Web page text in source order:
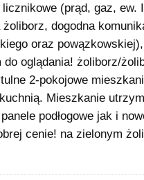
(prąd, gaz, ew.
dogodna
oraz
oglądania! żoliborz/
2-pokojowe
Mieszkanie
podłogowe jak i
cenie! na zielonym